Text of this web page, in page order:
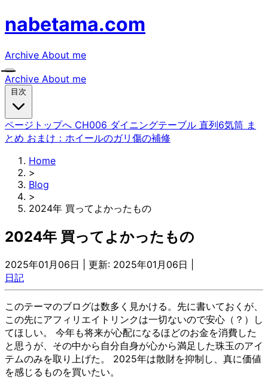
nabetama.com
Archive About me
Archive About me
ページトップへ CH006 ダイニングテーブル 直列6気筒 ま
とめ おまけ：ホイールのガリ傷の補修
Home
>
Blog
>
2024年 買ってよかったもの
2024年 買ってよかったもの
2025年01月06日 更新: 2025年01月06日
日記
このテーマのブログは数多く見かける。先に書いておくが、
この先にアフィリエイトリンクは一切ないので安心（？）し
てほしい。 今年も将来が心配になるほどのお金を消費した
と思うが、その中から自分自身が心から満足した珠玉のアイ
テムのみを取り上げた。 2025年は散財を抑制し、真に価値
を感じるものを買いたい。